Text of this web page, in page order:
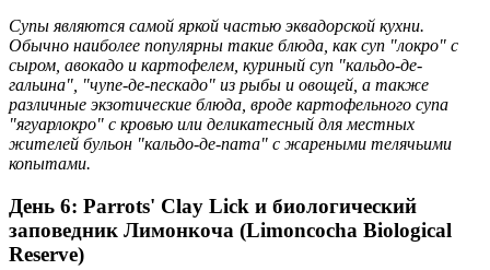
Супы являются самой яркой частью эквадорской кухни.
Обычно наиболее популярны такие блюда, как суп "локро" с
сыром, авокадо и картофелем, куриный суп "кальдо-де-
гальина", "чупе-де-пескадо" из рыбы и овощей, а также
различные экзотические блюда, вроде картофельного супа
"ягуарлокро" с кровью или деликатесный для местных
жителей бульон "кальдо-де-пата" с жареными телячьими
копытами.
День 6: Parrots' Clay Lick и биологический
заповедник Лимонкоча (Limoncocha Biological
Reserve)